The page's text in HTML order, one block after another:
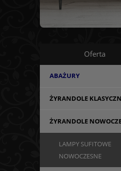
Oferta
ABAŻURY
ŻYRANDOLE
ŻYRANDOLE
LAMPY SUFITOWE
NOWOCZESNE